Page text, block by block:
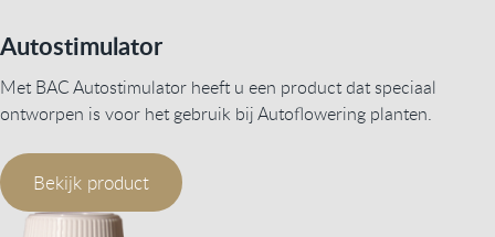
Autostimulator
Met BAC Autostimulator heeft u een product dat speciaal
ontworpen is voor het gebruik bij Autoflowering planten.
Bekijk product